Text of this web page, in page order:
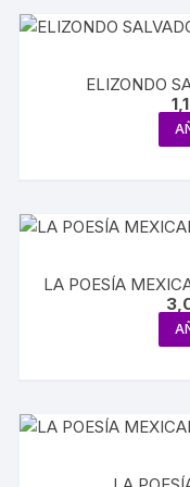
ELIZONDO
LA POESÍA